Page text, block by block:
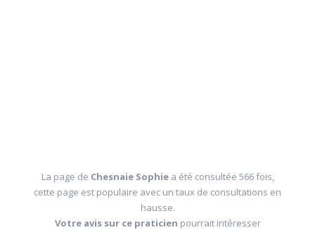
La page de Chesnaie Sophie a été consultée 566 fois,
cette page est populaire avec un taux de consultations en
hausse.
Votre avis sur ce praticien pourrait intéresser